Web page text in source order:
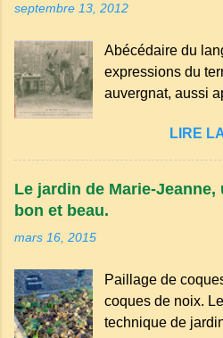
septembre 13, 2012
Abécédaire du
expressions du
auvergnat, aussi
principalement
certaines parties
appartient à la
et est classé
Par exemple, on
comme "agourer"
(âne, utilisé aussi
LIRE
Le jardin de Marie-Jeanne,
bon et beau.
mars 16, 2015
Paillage de
coques de noix.
technique de